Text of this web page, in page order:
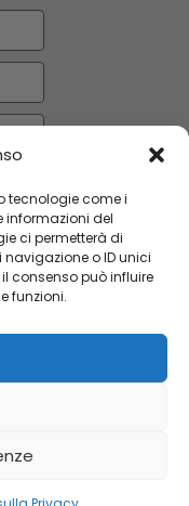
tecnologie come i
informazioni del
ci permetterà di
o ID unici
consenso può influire
funzioni.
i diritti riservati